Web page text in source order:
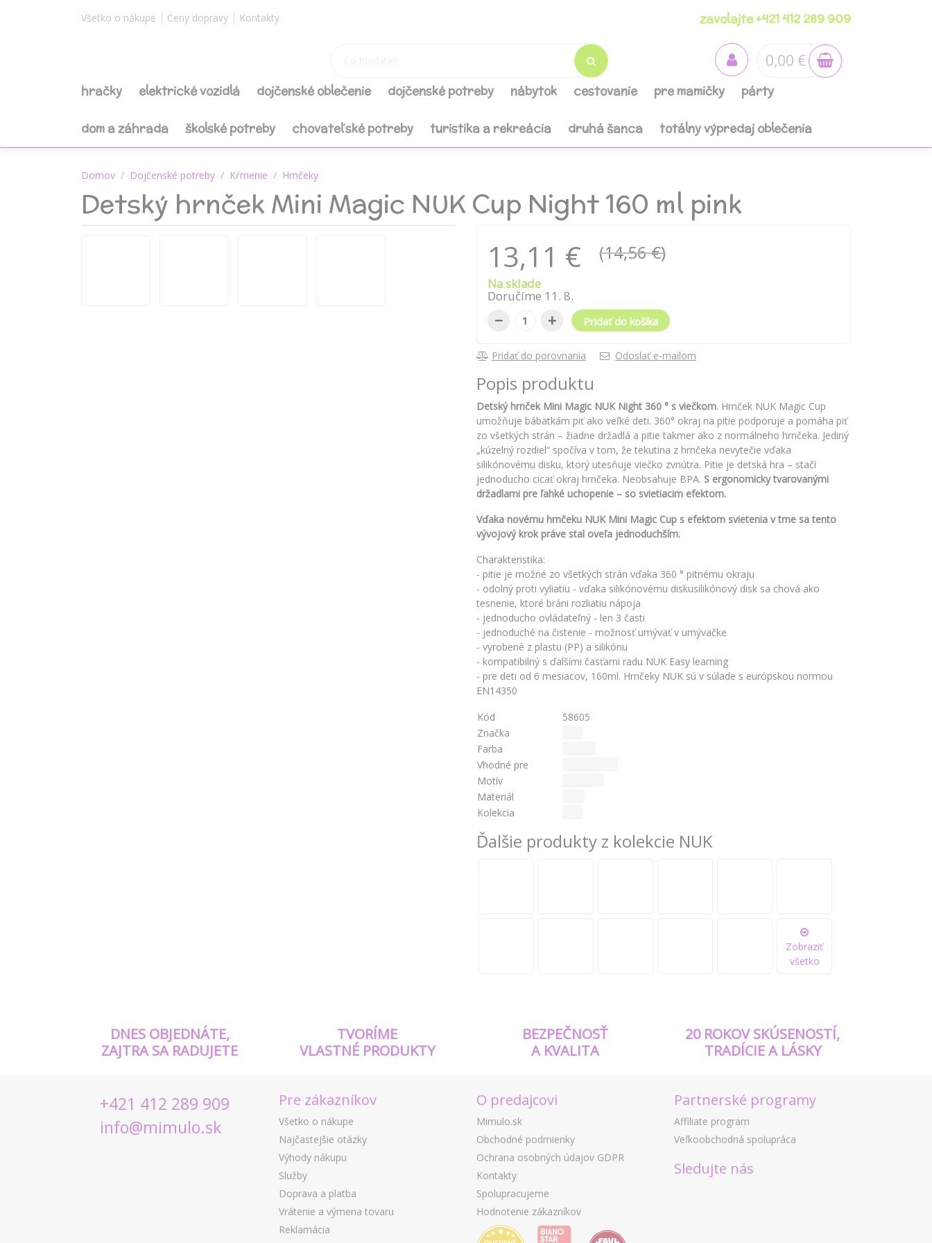
Všetko o nákupe Ceny dopravy Kontakty zavolajte +421 412 289 909
0,00 €
hračky elektrické vozidlá dojčenské oblečenie dojčenské potreby nábytok cestovanie pre mamičky párty
dom a záhrada školské potreby chovateľské potreby turistika a rekreácia druhá šanca totálny výpredaj oblečenia
Domov Dojčenské potreby Kŕmenie Hrnčeky
Detský hrnček Mini Magic NUK Cup Night 160 ml pink
13,11 € (14,56 €)
Na sklade
Doručíme 11 . 8.
− + Pridať do košíka
Pridať do porovnania Odoslať e-mailom
Popis produktu
Detský hrnček Mini Magic NUK Night 360 ° s viečkom. Hrnček NUK Magic Cup
umožňuje bábätkám piť ako veľké deti. 360° okraj na pitie podporuje a pomáha piť
zo všetkých strán – žiadne držadlá a pitie takmer ako z normálneho hrnčeka. Jediný
„kúzelný rozdiel“ spočíva v tom, že tekutina z hrnčeka nevytečie vďaka
silikónovému disku, ktorý utesňuje viečko zvnútra. Pitie je detská hra – stačí
jednoducho cicať okraj hrnčeka. Neobsahuje BPA. S ergonomicky tvarovanými
držadlami pre ľahké uchopenie – so svietiacim efektom.
Vďaka novému hrnčeku NUK Mini Magic Cup s efektom svietenia v tme sa tento
vývojový krok práve stal oveľa jednoduchším.
Charakteristika:
- pitie je možné zo všetkých strán vďaka 360 ° pitnému okraju
- odolný proti vyliatiu - vďaka silikónovému diskusilikónový disk sa chová ako
tesnenie, ktoré bráni rozliatiu nápoja
- jednoducho ovládateľný - len 3 časti
- jednoduché na čistenie - možnosť umývať v umývačke
- vyrobené z plastu (PP) a silikónu
- kompatibilný s ďalšími časťami radu NUK Easy learning
- pre deti od 6 mesiacov, 160ml. Hrnčeky NUK sú v súlade s európskou normou
EN14350
Kód
58605
Značka
Farba
Vhodné pre
Motív
Materiál
Kolekcia
Ďalšie produkty z kolekcie NUK
Zobraziť
všetko
DNES OBJEDNÁTE,
ZAJTRA SA RADUJETE
TVORÍME
VLASTNÉ PRODUKTY
BEZPEČNOSŤ
A KVALITA
20 ROKOV SKÚSENOSTÍ,
TRADÍCIE A LÁSKY
+421 412 289 909
info@mimulo.sk
Pre zákazníkov
Všetko o nákupe
Najčastejšie otázky
Výhody nákupu
Služby
Doprava a platba
Vrátenie a výmena tovaru
Reklamácia
O predajcovi
Mimulo.sk
Obchodné podmienky
Ochrana osobných údajov GDPR
Kontakty
Spolupracujeme
Hodnotenie zákazníkov
Partnerské programy
Affiliate program
Veľkoobchodná spolupráca
Sledujte nás